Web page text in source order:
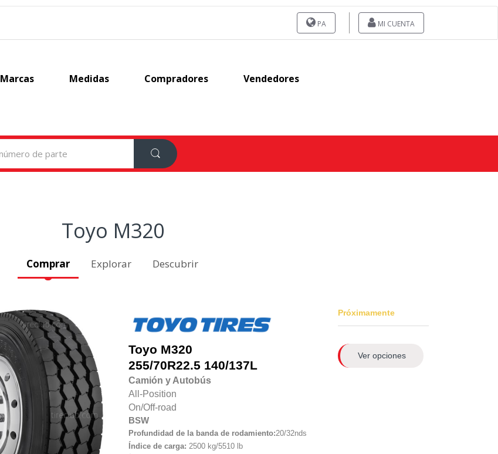
PA MI CUENTA
Marcas Medidas Compradores Vendedores
Toyo M320
Comprar Explorar Descubrir
Toyo M320
255/70R22.5 140/137L
Camión y Autobús
All-Position
On/Off-road
BSW
Profundidad de la banda de rodamiento:20/32nds
Índice de carga: 2500 kg/5510 lb
Próximamente
Ver opciones